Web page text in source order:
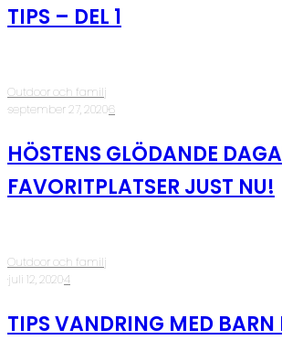
TIPS – DEL 1
Outdoor och familj
·september 27, 2020·6
HÖSTENS GLÖDANDE
FAVORITPLATSER JUST NU!
Outdoor och familj
·juli 12, 2020·4
TIPS VANDRING MED BARN